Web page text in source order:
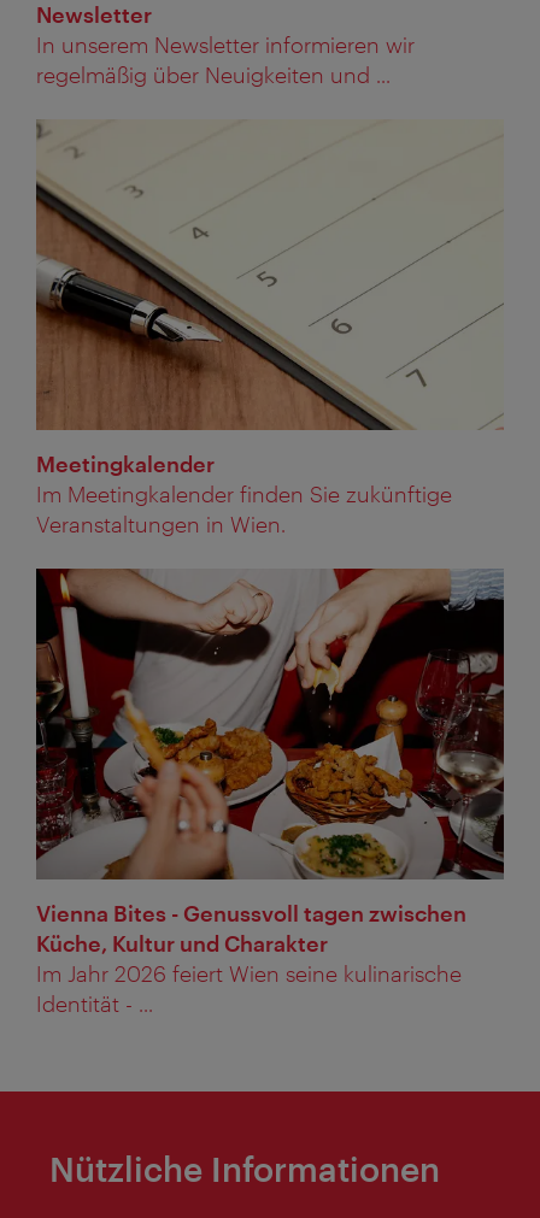
Newsletter
In unserem Newsletter informieren wir
regelmäßig über Neuigkeiten und ...
Meetingkalender
Im Meetingkalender finden Sie zukünftige
Veranstaltungen in Wien.
Vienna Bites - Genussvoll tagen zwischen
Küche, Kultur und Charakter
Im Jahr 2026 feiert Wien seine kulinarische
Identität - ...
Nützliche Informationen